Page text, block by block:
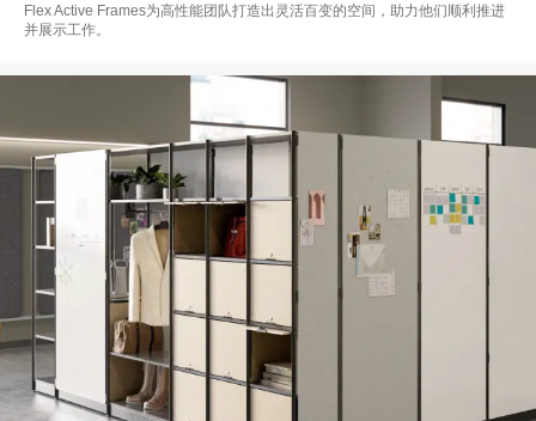
Flex Active Frames为高性能团队打造出灵活百变的空间，助力他们顺利推进
并展示工作。